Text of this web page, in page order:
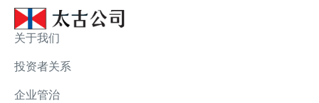
关于我们
投资者关系
企业管治